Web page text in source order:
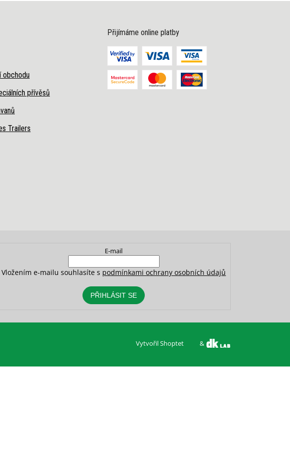
obchodu
přívěsů
Trailers
Přijímáme online platby
E-mail
Vložením e-mailu souhlasíte s podmínkami ochrany osobních údajů
PŘIHLÁSIT SE
Vytvořil Shoptet &